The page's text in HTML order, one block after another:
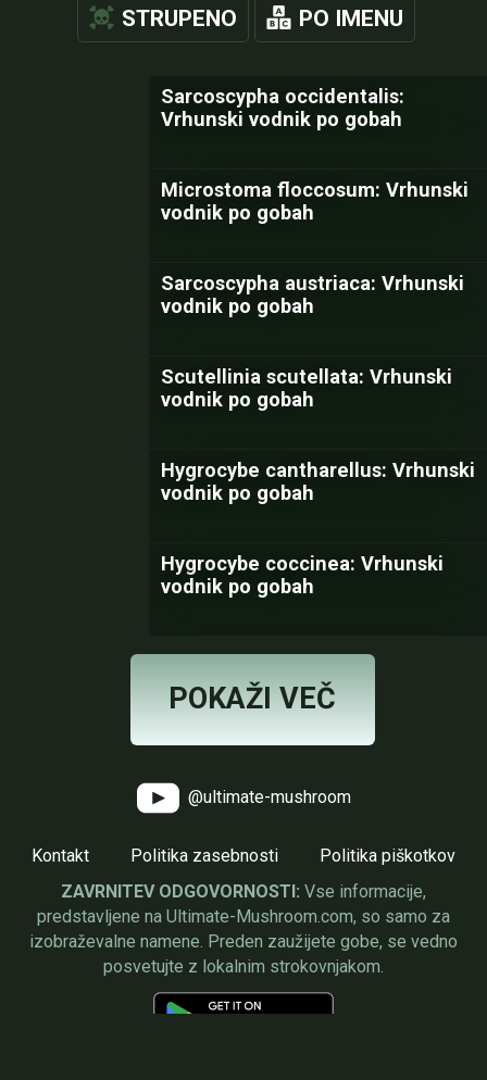
STRUPENO PO IMENU
Sarcoscypha occidentalis:
Vrhunski vodnik po gobah
Microstoma floccosum: Vrhunski
vodnik po gobah
Sarcoscypha austriaca: Vrhunski
vodnik po gobah
Scutellinia scutellata: Vrhunski
vodnik po gobah
Hygrocybe cantharellus: Vrhunski
vodnik po gobah
Hygrocybe coccinea: Vrhunski
vodnik po gobah
POKAŽI VEČ
@ultimate-mushroom
Kontakt Politika zasebnosti
Politika piškotkov
ZAVRNITEV ODGOVORNOSTI: Vse informacije,
predstavljene na Ultimate-Mushroom.com, so samo za
izobraževalne namene. Preden zaužijete gobe, se vedno
posvetujte z lokalnim strokovnjakom.